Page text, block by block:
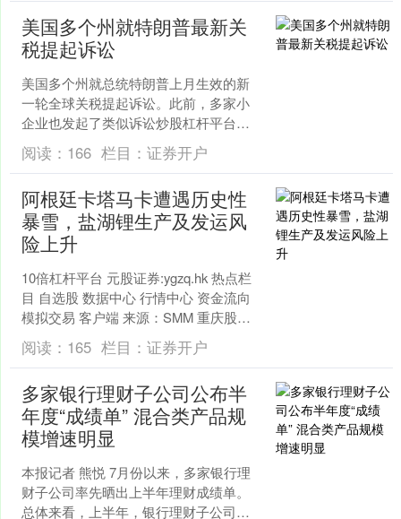
美国多个州就特朗普最新关
税提起诉讼
美国多个州就总统特朗普上月生效的新
一轮全球关税提起诉讼。此前，多家小
企业也发起了类似诉讼炒股杠杆平台，
指控这些关税措施违法。 周一向曼哈顿
美国国际贸易法院提交的....
阅读： 166 栏目： 证券开户
阿根廷卡塔马卡遭遇历史性
暴雪，盐湖锂生产及发运风
险上升
10倍杠杆平台 元股证券:ygzq.hk 热点栏
目 自选股 数据中心 行情中心 资金流向
模拟交易 客户端 来源：SMM 重庆股票
证券配资 近日，阿根廷卡塔马卡....
阅读： 165 栏目： 证券开户
多家银行理财子公司公布半
年度“成绩单” 混合类产品规
模增速明显
本报记者 熊悦 7月份以来，多家银行理
财子公司率先晒出上半年理财成绩单。
总体来看，上半年，银行理财子公司持